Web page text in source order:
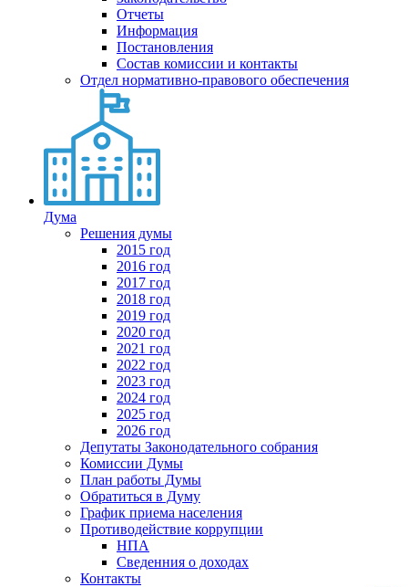
Отчеты
Информация
Постановления
Состав комиссии и контакты
Отдел нормативно-правового обеспечения
Дума
Решения думы
2015 год
2016 год
2017 год
2018 год
2019 год
2020 год
2021 год
2022 год
2023 год
2024 год
2025 год
2026 год
Депутаты Законодательного собрания
Комиссии Думы
План работы Думы
Обратиться в Думу
График приема населения
Противодействие коррупции
НПА
Сведенния о доходах
Контакты